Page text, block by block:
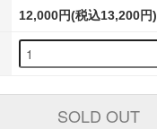
12,000円(税込13,200円)
SOLD OUT